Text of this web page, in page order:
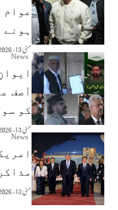
عوام
مئی 13, 2026
News
آصف
کو
مئی 13, 2026
News
مئی 13, 2026